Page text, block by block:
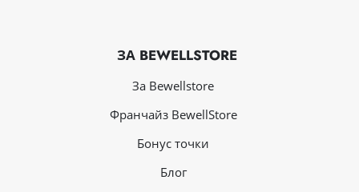
ЗА BEWELLSTORE
За Bewellstore
Франчайз BewellStore
Бонус точки
Блог